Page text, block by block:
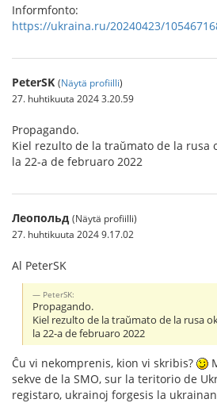
Informfonto:
https://ukraina.ru/20240423/
PeterSK (Näytä profiilli)
27. huhtikuuta 2024 3.20.59
Propagando.
Kiel rezulto de la traŭmato de la rusa
la 22-a de februaro 2022
Леопольд (Näytä profiilli)
27. huhtikuuta 2024 9.17.02
Al PeterSK
PeterSK:
Propagando.
Kiel rezulto de la traŭmato de la rusa
la 22-a de februaro 2022
Ĉu vi nekomprenis, kion vi skribis?
sekve de la SMO, sur la teritorio de
registaro, ukrainoj forgesis la